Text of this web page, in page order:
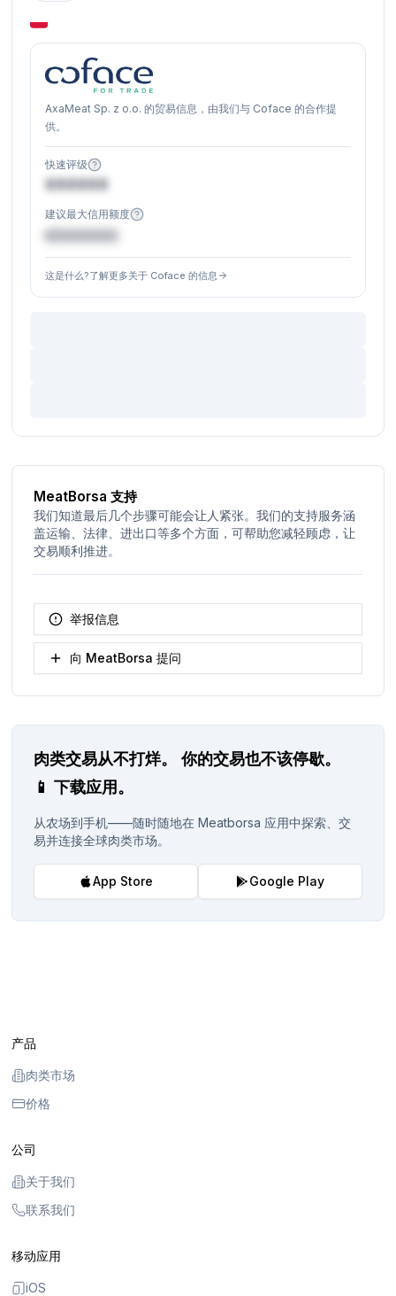
AxaMeat Sp. z o.o. 的贸易信息，由我们与 Coface 的合作提
供。
快速评级
XXXXXX
建议最大信用额度
€XXXXXX
这是什么?了解更多关于 Coface 的信息
MeatBorsa 支持
我们知道最后几个步骤可能会让人紧张。我们的支持服务涵
盖运输、法律、进出口等多个方面，可帮助您减轻顾虑，让
交易顺利推进。
举报信息
向 MeatBorsa 提问
肉类交易从不打烊。
你的交易也不该停歇。
📱下载应用。
从农场到手机——随时随地在 Meatborsa 应用中探索、交
易并连接全球肉类市场。
App Store Google Play
产品
肉类市场
价格
公司
关于我们
联系我们
移动应用
iOS